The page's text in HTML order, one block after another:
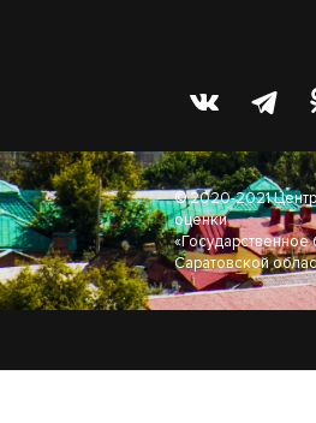
© 2020-2021 Центр
оценки
Саратовской